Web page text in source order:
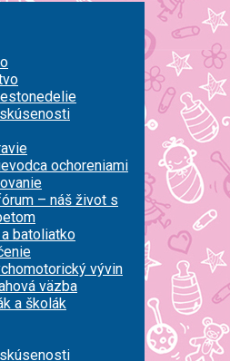
ochoreniami
– náš život s
batoliatko
vývin
väzba
a školák